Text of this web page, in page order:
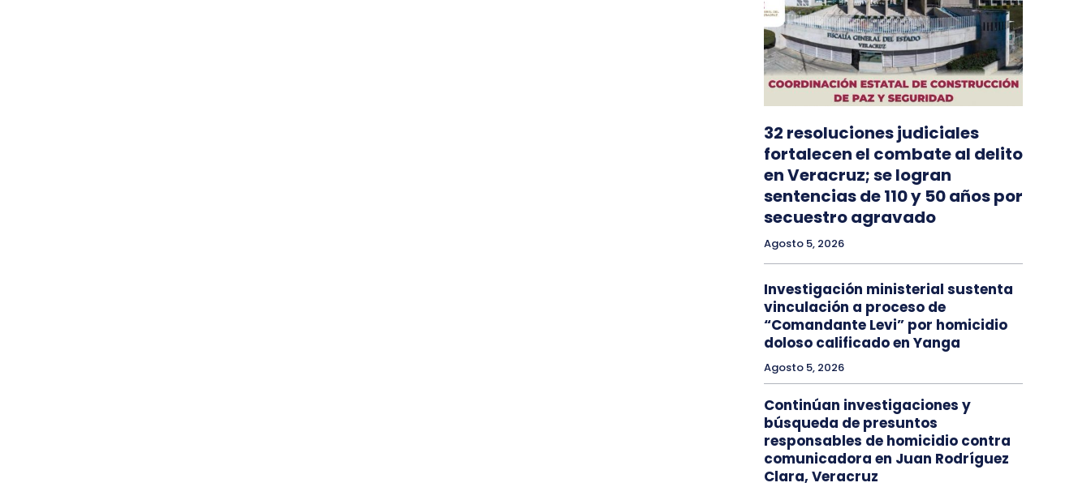
32 resoluciones judiciales
fortalecen el combate al delito
en Veracruz; se logran
sentencias de 110 y 50 años por
secuestro agravado
Agosto 5, 2026
Investigación ministerial sustenta
vinculación a proceso de
“Comandante Levi” por homicidio
doloso calificado en Yanga
Agosto 5, 2026
Continúan investigaciones y
búsqueda de presuntos
responsables de homicidio contra
comunicadora en Juan Rodríguez
Clara, Veracruz